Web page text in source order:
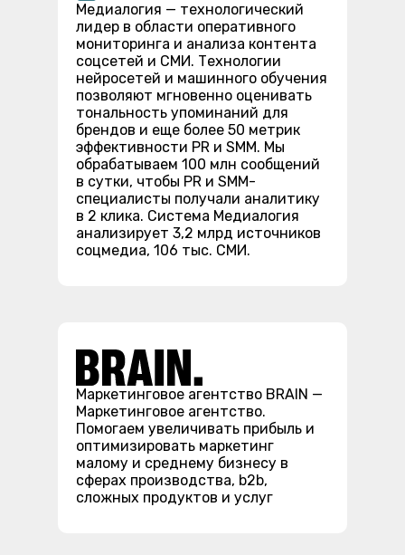
Медиалогия — технологический
лидер в области оперативного
мониторинга и анализа контента
соцсетей и СМИ. Технологии
нейросетей и машинного обучения
позволяют мгновенно оценивать
тональность упоминаний для
брендов и еще более 50 метрик
эффективности PR и SMM. Мы
обрабатываем 100 млн сообщений
в сутки, чтобы PR и SMM-
специалисты получали аналитику
в 2 клика. Система Медиалогия
анализирует 3,2 млрд источников
соцмедиа, 106 тыс. СМИ.
Маркетинговое агентство BRAIN —
Маркетинговое агентство.
Помогаем увеличивать прибыль и
оптимизировать маркетинг
малому и среднему бизнесу в
сферах производства, b2b,
сложных продуктов и услуг